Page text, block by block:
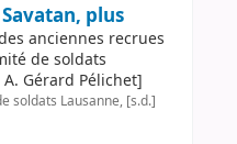
plus
anciennes recrues
de soldats
Gérard Pélichet]
soldats Lausanne, [s.d.]